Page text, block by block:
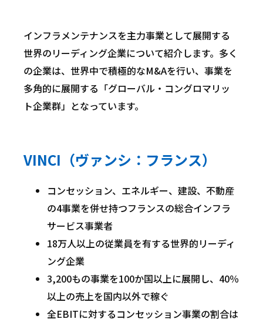
インフラメンテナンスを主力事業として展開する
世界のリーディング企業について紹介します。多く
の企業は、世界中で積極的なM&Aを行い、事業を
多角的に展開する「グローバル・コングロマリッ
ト企業群」となっています。
VINCI（ヴァンシ：フランス）
コンセッション、エネルギー、建設、不動産
の4事業を併せ持つフランスの総合インフラ
サービス事業者
18万人以上の従業員を有する世界的リーディ
ング企業
3,200もの事業を100か国以上に展開し、40％
以上の売上を国内以外で稼ぐ
全EBITに対するコンセッション事業の割合は